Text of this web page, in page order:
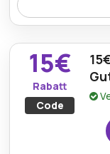
in den
Elektroroller
Art des
15€
Rabatt
Code